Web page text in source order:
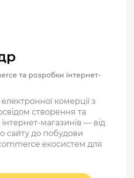
та розробки інтернет-
комерції з
створення та
магазинів — від
сайту до побудови
екосистем для